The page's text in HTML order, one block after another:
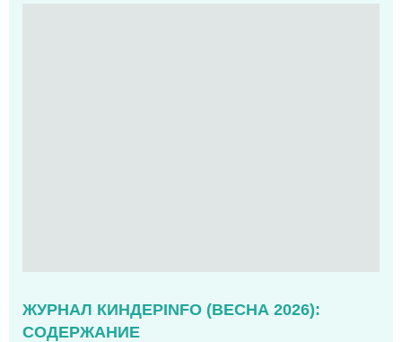
ЖУРНАЛ КИНДЕРINFO (ВЕСНА 2026):
СОДЕРЖАНИЕ